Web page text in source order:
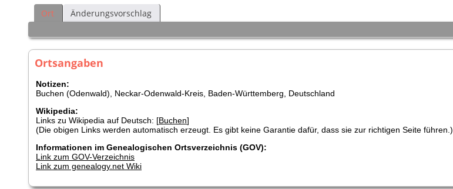
Ort Änderungsvorschlag
Ortsangaben
Notizen:
Buchen (Odenwald), Neckar-Odenwald-Kreis, Baden-Württemberg, Deutschland
Wikipedia:
Links zu Wikipedia auf Deutsch: [Buchen]
(Die obigen Links werden automatisch erzeugt. Es gibt keine Garantie dafür, dass sie zur richtigen Seite führen.)
Informationen im Genealogischen Ortsverzeichnis (GOV):
Link zum GOV-Verzeichnis
Link zum genealogy.net Wiki